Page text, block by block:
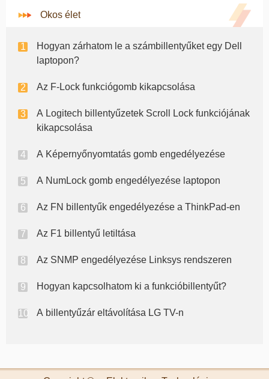
Okos élet
Hogyan zárhatom le a számbillentyűket egy Dell
laptopon?
Az F-Lock funkciógomb kikapcsolása
A Logitech billentyűzetek Scroll Lock funkciójának
kikapcsolása
A Képernyőnyomtatás gomb engedélyezése
A NumLock gomb engedélyezése laptopon
Az FN billentyűk engedélyezése a ThinkPad-en
Az F1 billentyű letiltása
Az SNMP engedélyezése Linksys rendszeren
Hogyan kapcsolhatom ki a funkcióbillentyűt?
A billentyűzár eltávolítása LG TV-n